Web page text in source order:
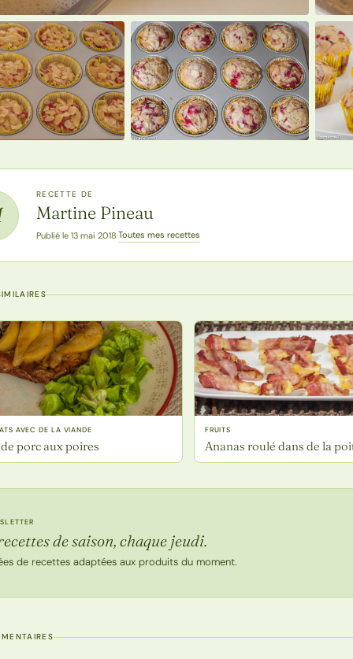
RECETTE DE
Martine Pineau
Publié le 13 mai 2018·Toutes mes recettes
AVEC DE LA VIANDE
porc aux poires
FRUITS
Ananas roulé dans de la
de saison, chaque jeudi.
de recettes adaptées aux produits du moment.